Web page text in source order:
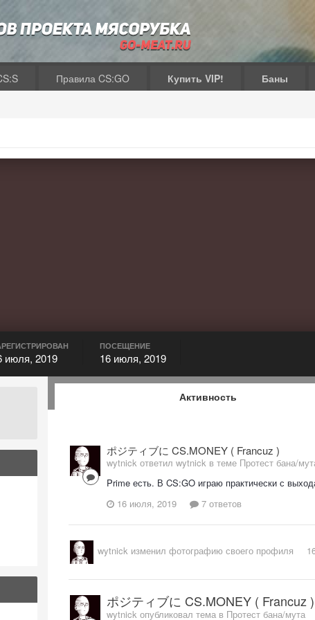
Правила CS:GO Купить VIP! Баны
июля, 2019
ПОСЕЩЕНИЕ
16 июля, 2019
Активность
ポジティブに CS.MONEY ( Francuz )
wytnick ответил wytnick в теме Протест бана/
Prime есть. В CS:GO играю практически с
16 июля, 2019
7 ответов
wytnick изменил фотографию своего профиля
ポジティブに CS.MONEY ( Francuz )
wytnick опубликовал тема в Протест бана/мута